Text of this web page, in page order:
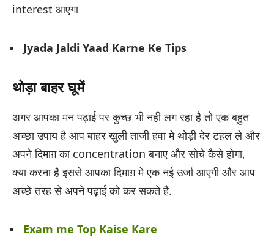
interest आएगा
Jyada Jaldi Yaad Karne Ke Tips
थोड़ा बाहर घूमें
अगर आपका मन पढ़ाई पर कुच्छ भी नही लग रहा है तो एक बहुत
अच्छा उपाय है आप बाहर खुली ताजी हवा मे थोड़ी देर टहल ले और
अपने दिमाग़ का concentration बनाए और सोचे कैसे होगा,
क्या करना है इससे आपका दिमाग़ मे एक नई उर्जा आएगी और आप
अच्छे तरह से अपने पढ़ाई को कर सकते है.
Exam me Top Kaise Kare